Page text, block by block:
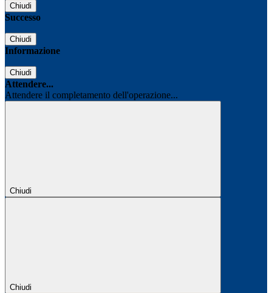
Chiudi
Successo
Chiudi
Informazione
Chiudi
Attendere...
Attendere il completamento dell'operazione...
Chiudi
Chiudi